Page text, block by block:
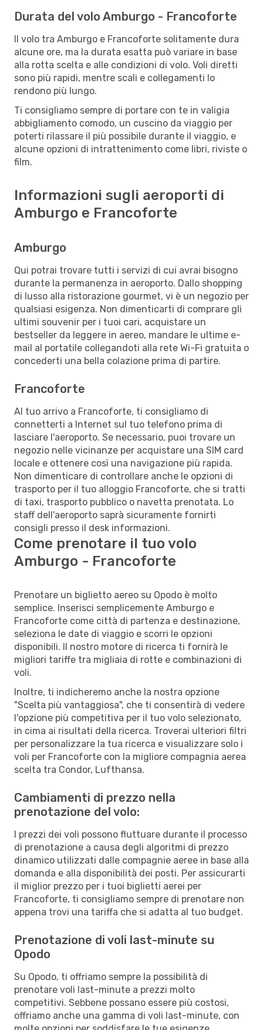
Durata del volo Amburgo - Francoforte
Il volo tra Amburgo e Francoforte solitamente dura
alcune ore, ma la durata esatta può variare in base
alla rotta scelta e alle condizioni di volo. Voli diretti
sono più rapidi, mentre scali e collegamenti lo
rendono più lungo.
Ti consigliamo sempre di portare con te in valigia
abbigliamento comodo, un cuscino da viaggio per
poterti rilassare il più possibile durante il viaggio, e
alcune opzioni di intrattenimento come libri, riviste o
film.
Informazioni sugli aeroporti di
Amburgo e Francoforte
Amburgo
Qui potrai trovare tutti i servizi di cui avrai bisogno
durante la permanenza in aeroporto. Dallo shopping
di lusso alla ristorazione gourmet, vi è un negozio per
qualsiasi esigenza. Non dimenticarti di comprare gli
ultimi souvenir per i tuoi cari, acquistare un
bestseller da leggere in aereo, mandare le ultime e-
mail al portatile collegandoti alla rete Wi-Fi gratuita o
concederti una bella colazione prima di partire.
Francoforte
Al tuo arrivo a Francoforte, ti consigliamo di
connetterti a Internet sul tuo telefono prima di
lasciare l'aeroporto. Se necessario, puoi trovare un
negozio nelle vicinanze per acquistare una SIM card
locale e ottenere così una navigazione più rapida.
Non dimenticare di controllare anche le opzioni di
trasporto per il tuo alloggio Francoforte, che si tratti
di taxi, trasporto pubblico o navetta prenotata. Lo
staff dell'aeroporto saprà sicuramente fornirti
consigli presso il desk informazioni.
Come prenotare il tuo volo
Amburgo - Francoforte
Prenotare un biglietto aereo su Opodo è molto
semplice. Inserisci semplicemente Amburgo e
Francoforte come città di partenza e destinazione,
seleziona le date di viaggio e scorri le opzioni
disponibili. Il nostro motore di ricerca ti fornirà le
migliori tariffe tra migliaia di rotte e combinazioni di
voli.
Inoltre, ti indicheremo anche la nostra opzione
"Scelta più vantaggiosa", che ti consentirà di vedere
l'opzione più competitiva per il tuo volo selezionato,
in cima ai risultati della ricerca. Troverai ulteriori filtri
per personalizzare la tua ricerca e visualizzare solo i
voli per Francoforte con la migliore compagnia aerea
scelta tra Condor, Lufthansa.
Cambiamenti di prezzo nella
prenotazione del volo:
I prezzi dei voli possono fluttuare durante il processo
di prenotazione a causa degli algoritmi di prezzo
dinamico utilizzati dalle compagnie aeree in base alla
domanda e alla disponibilità dei posti. Per assicurarti
il miglior prezzo per i tuoi biglietti aerei per
Francoforte, ti consigliamo sempre di prenotare non
appena trovi una tariffa che si adatta al tuo budget.
Prenotazione di voli last-minute su
Opodo
Su Opodo, ti offriamo sempre la possibilità di
prenotare voli last-minute a prezzi molto
competitivi. Sebbene possano essere più costosi,
offriamo anche una gamma di voli last-minute, con